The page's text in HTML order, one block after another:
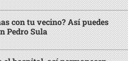
con tu vecino? Así puedes
Pedro Sula